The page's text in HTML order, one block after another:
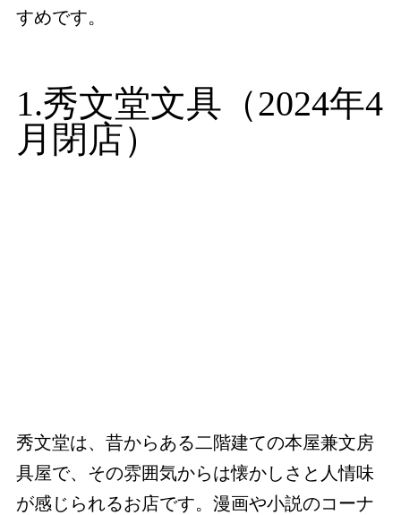
すめです。
1.秀文堂文具（2024年4
月閉店）
秀文堂は、昔からある二階建ての本屋兼文房
具屋で、その雰囲気からは懐かしさと人情味
が感じられるお店です。漫画や小説のコーナ